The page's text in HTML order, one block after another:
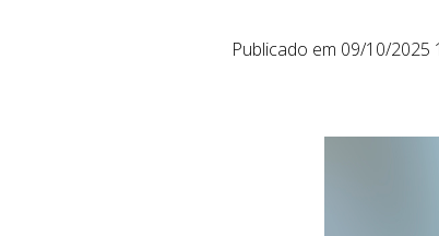
Publicado em 09/10/2025